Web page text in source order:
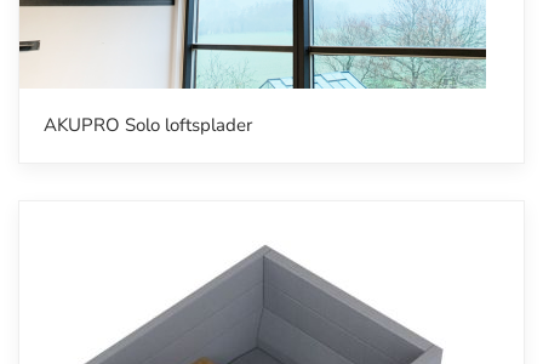
AKUPRO Solo loftsplader